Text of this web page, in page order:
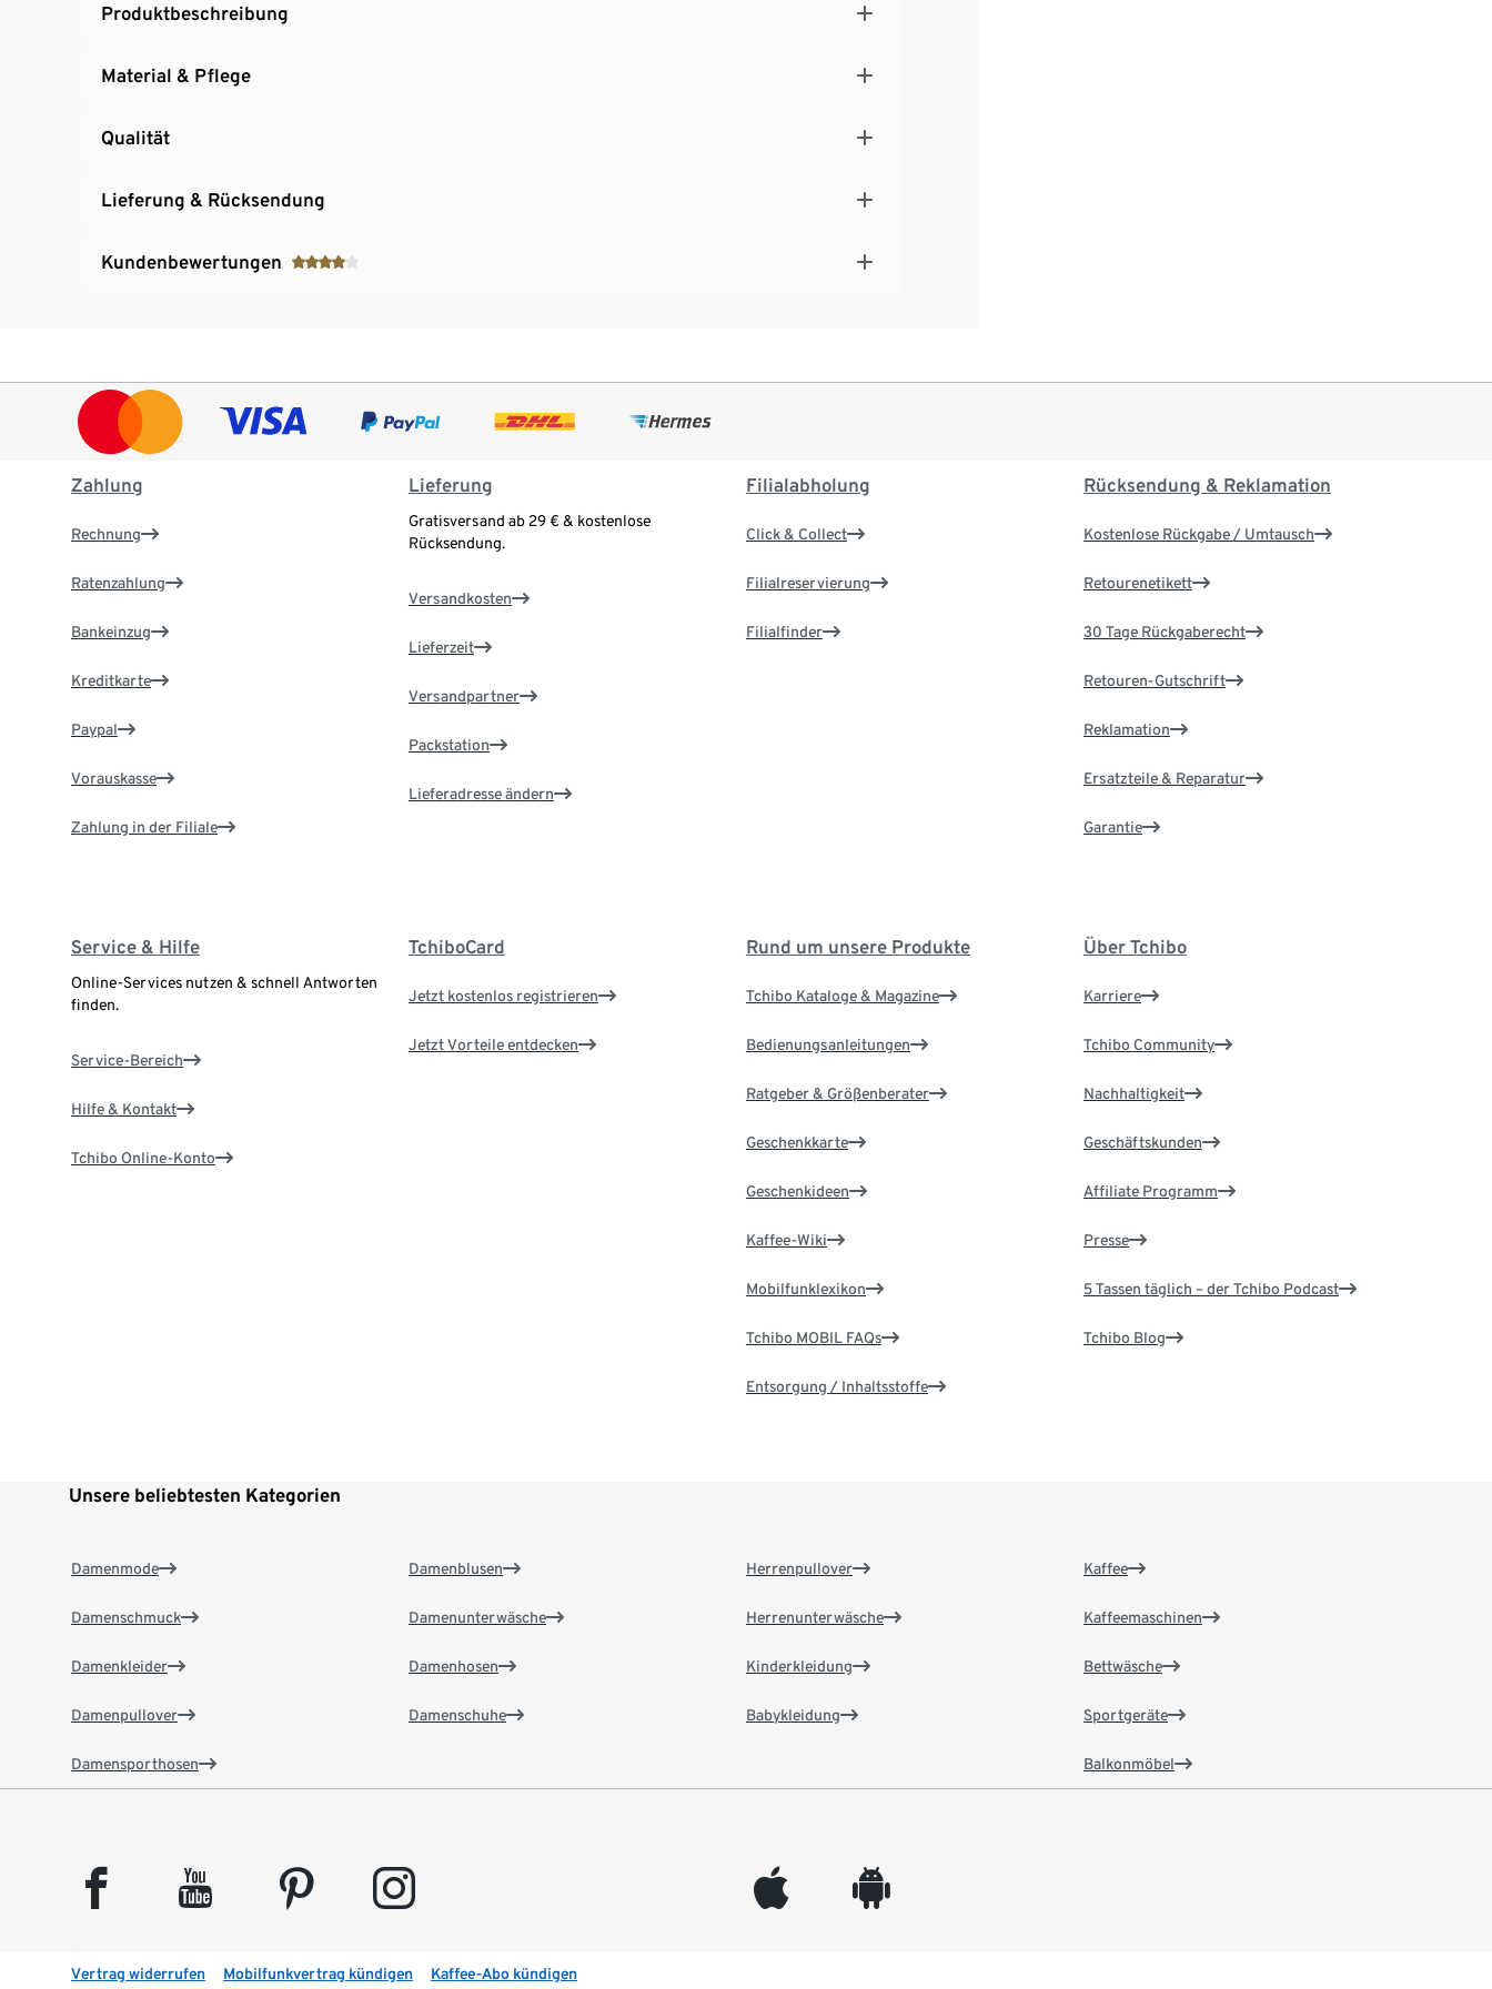
Produktbeschreibung
Material & Pflege
Qualität
Lieferung & Rücksendung
Kundenbewertungen
Zahlung
Rechnung
Ratenzahlung
Bankeinzug
Kreditkarte
Paypal
Vorauskasse
Zahlung in der Filiale
Lieferung
Gratisversand ab 29 € & kostenlose
Rücksendung.
Versandkosten
Lieferzeit
Versandpartner
Packstation
Lieferadresse ändern
Filialabholung
Click & Collect
Filialreservierung
Filialfinder
Rücksendung & Reklamation
Kostenlose Rückgabe / Umtausch
Retourenetikett
30 Tage Rückgaberecht
Retouren-Gutschrift
Reklamation
Ersatzteile & Reparatur
Garantie
Service & Hilfe
Online-Services nutzen & schnell Antworten
finden.
Service-Bereich
Hilfe & Kontakt
Tchibo Online-Konto
TchiboCard
Jetzt kostenlos registrieren
Jetzt Vorteile entdecken
Rund um unsere Produkte
Tchibo Kataloge & Magazine
Bedienungsanleitungen
Ratgeber & Größenberater
Geschenkkarte
Geschenkideen
Kaffee-Wiki
Mobilfunklexikon
Tchibo MOBIL FAQs
Entsorgung / Inhaltsstoffe
Über Tchibo
Karriere
Tchibo Community
Nachhaltigkeit
Geschäftskunden
Affiliate Programm
Presse
5 Tassen täglich – der Tchibo Podcast
Tchibo Blog
Unsere beliebtesten Kategorien
Damenmode
Damenschmuck
Damenkleider
Damenpullover
Damensporthosen
Damenblusen
Damenunterwäsche
Damenhosen
Damenschuhe
Herrenpullover
Herrenunterwäsche
Kinderkleidung
Babykleidung
Kaffee
Kaffeemaschinen
Bettwäsche
Sportgeräte
Balkonmöbel
facebook youtube pinterest instagram appleinc android
Vertrag widerrufen Mobilfunkvertrag kündigen Kaffee-Abo kündigen